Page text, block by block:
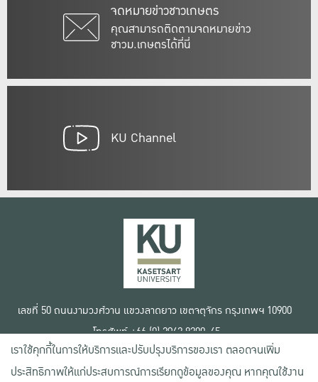
จดหมายข่าวชาวเกษตร
คุณสามารถติดตามจดหมายข่าว
ชาวม.เกษตรได้ที่นี่
KU Channel
เลขที่ 50 ถนนงามวงศ์วาน แขวงลาดยาว เขตจตุจักร กรุงเทพฯ 10900
โทรศัพท์ +66 (0) 2942 8200-45
เงื่อนไขการใช้งานเว็บไซต์
ข้อตกลงด้านสิทธิ์ใช้งาน
เราใช้คุกกี้ในการให้บริการและปรับปรุงบริการของเรา ตลอดจนเพิ่ม
ประสิทธิภาพให้แก่ประสบการณ์การเรียกดูข้อมูลของคุณ หากคุณใช้งาน